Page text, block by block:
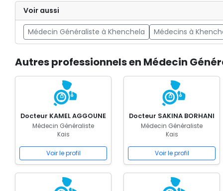
Voir aussi
Médecin Généraliste à Khenchela Médecins à
Autres professionnels en Médecin
Docteur KAMEL AGGOUNE
Médecin Généraliste
Kais
Voir le profil
Docteur SAKINA BORHANI
Médecin Généraliste
Kais
Voir le profil